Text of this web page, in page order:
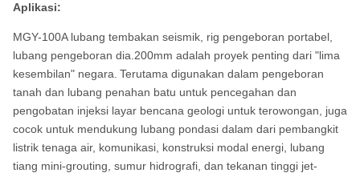
Aplikasi:
MGY-100A lubang tembakan seismik, rig pengeboran portabel,
lubang pengeboran dia.200mm adalah proyek penting dari "lima
kesembilan" negara. Terutama digunakan dalam pengeboran
tanah dan lubang penahan batu untuk pencegahan dan
pengobatan injeksi layar bencana geologi untuk terowongan, juga
cocok untuk mendukung lubang pondasi dalam dari pembangkit
listrik tenaga air, komunikasi, konstruksi modal energi, lubang
tiang mini-grouting, sumur hidrografi, dan tekanan tinggi jet-